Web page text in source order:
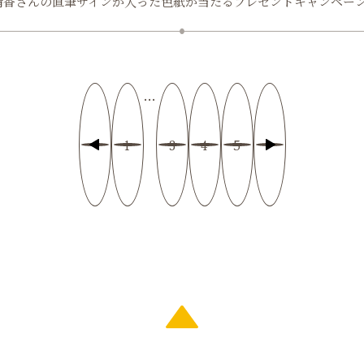
1
…
3 4 5